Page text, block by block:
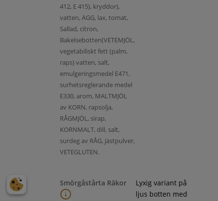
412, E 415), kryddor),
vatten, ÄGG, lax, tomat,
Sallad, citron,
Bakelsebotten(VETEMJÖL,
vegetabiliskt fett (palm,
raps) vatten, salt,
emulgeringsmedel E471,
surhetsreglerande medel
E330, arom, MALTMJÖL
av KORN, rapsolja,
RÅGMJÖL, sirap,
KORNMALT, dill, salt,
surdeg av RÅG, jästpulver,
VETEGLUTEN.
Smörgåstårta Räkor
Lyxig variant på
ljus botten med